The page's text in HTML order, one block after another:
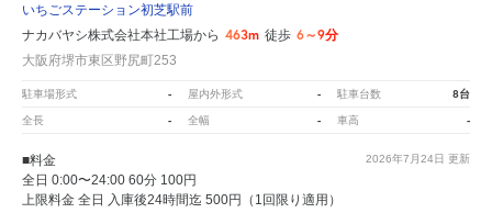
いちごステーション初芝駅前
ナカバヤシ株式会社本社工場から 463m 徒歩 6～9分
大阪府堺市東区野尻町253
駐車場形式 - 屋内外形式 - 駐車台数 8台
全長 - 全幅 - 車高 -
2026年7月24日 更新
■料金
全日 0:00〜24:00 60分 100円
上限料金 全日 入庫後24時間迄 500円（1回限り適用）